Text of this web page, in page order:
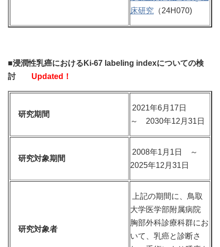
床研究 （24H070)
■浸潤性乳癌におけるKi-67 labeling indexについての検
討 Updated！
研究期間
2021年6月17日
～ 2030年12月31日
研究対象期間
2008年1月1日 ～
2025年12月31日
研究対象者
上記の期間に、鳥取
大学医学部附属病院
胸部外科診療科群にお
いて、乳癌と診断さ